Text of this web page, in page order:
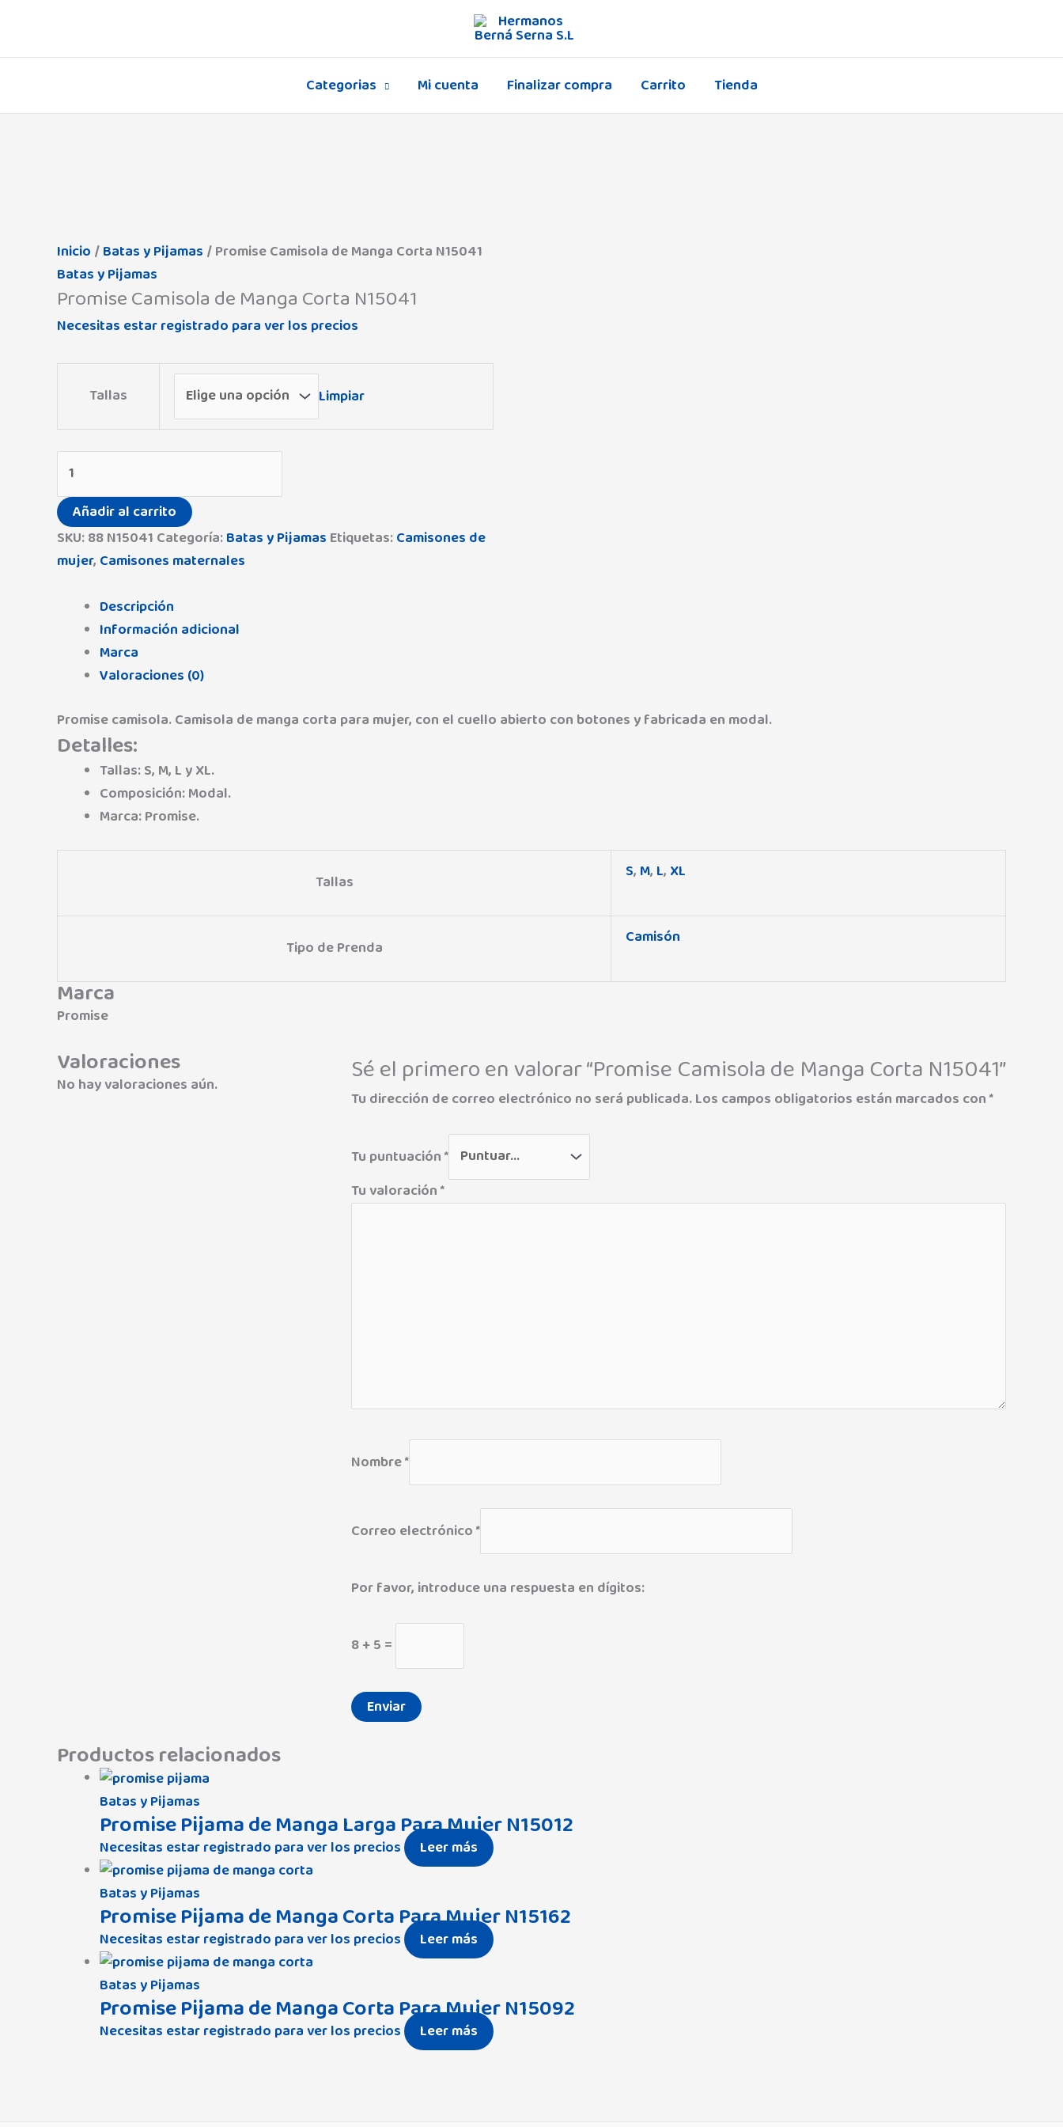
contenido
Categorias
Mi cuenta Finalizar compra Carrito Tienda
Inicio /Batas y Pijamas / Promise Camisola de Manga Corta N15041
Batas y Pijamas
Promise Camisola de Manga Corta N15041
Necesitas estar registrado para ver los precios
Tallas Limpiar
Manga
Corta
N15041
cantidad
Añadir al carrito
SKU:88 N15041 Categoría:Batas y Pijamas Etiquetas:Camisones de
mujer, Camisones maternales
Descripción
Información adicional
Marca
Valoraciones (0)
Promise camisola. Camisola de manga corta para mujer, con el cuello abierto con botones y fabricada en modal.
Detalles:
Tallas: S, M, L y XL.
Composición: Modal.
Marca: Promise.
Tallas S, M, L, XL
Tipo de Prenda Camisón
Marca
Promise
Valoraciones
No hay valoraciones aún. Sé el primero en valorar “Promise Camisola de Manga Corta N15041”
Tu dirección de correo electrónico no será publicada.Los campos obligatorios están marcados con*
Tu puntuación*
Tu valoración*
Nombre*
Correo electrónico*
Por favor, introduce una respuesta en dígitos:
8 + 5 =
Productos relacionados
Batas y Pijamas
Promise Pijama de Manga Larga Para Mujer N15012
Necesitas estar registrado para ver los precios Leer más
Batas y Pijamas
Promise Pijama de Manga Corta Para Mujer N15162
Necesitas estar registrado para ver los precios Leer más
Batas y Pijamas
Promise Pijama de Manga Corta Para Mujer N15092
Necesitas estar registrado para ver los precios Leer más